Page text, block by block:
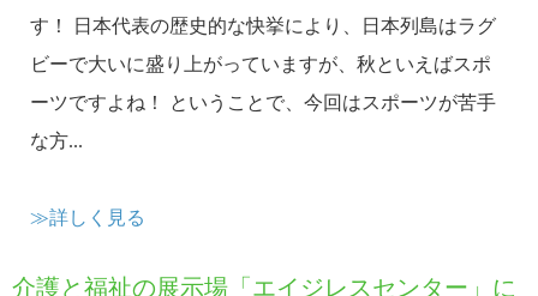
す！ 日本代表の歴史的な快挙により、日本列島はラグ
ビーで大いに盛り上がっていますが、秋といえばスポ
ーツですよね！ ということで、今回はスポーツが苦手
な方...
≫詳しく見る
介護と福祉の展示場「エイジレスセンター」に